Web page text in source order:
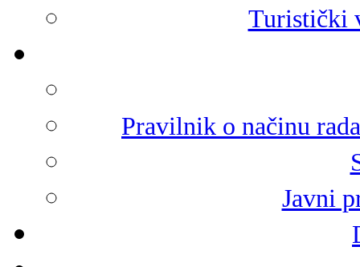
Turistički
Pravilnik o načinu
Javni